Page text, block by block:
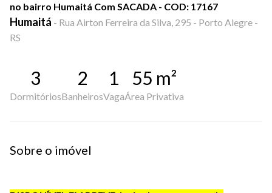
no bairro Humaitá Com SACADA - COD: 17167
Humaitá - Rua Airton Ferreira da Silva, 295 - Porto Alegre -
RS
3
Dormitórios
2
Banheiros
1
Vaga
55 m²
Área Privativa
Sobre o imóvel